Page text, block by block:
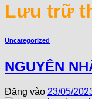
Lưu trữ
Uncategorized
NGUYÊN
Đăng vào 23/05/